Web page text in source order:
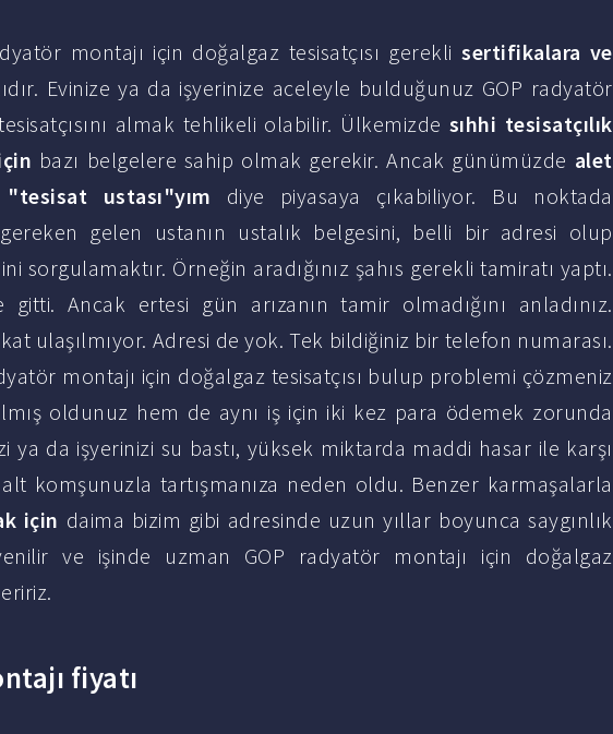
montajı için doğalgaz tesisatçısı gerekli sertifikalara ve
Evinize ya da işyerinize aceleyle bulduğunuz GOP radyatör
almak tehlikeli olabilir. Ülkemizde sıhhi tesisatçılık
bazı belgelere sahip olmak gerekir. Ancak günümüzde alet
ustası"yım diye piyasaya çıkabiliyor. Bu noktada
gelen ustanın ustalık belgesini, belli bir adresi olup
sorgulamaktır. Örneğin aradığınız şahıs gerekli tamiratı yaptı.
gitti. Ancak ertesi gün arızanın tamir olmadığını anladınız.
ulaşılmıyor. Adresi de yok. Tek bildiğiniz bir telefon numarası.
montajı için doğalgaz tesisatçısı bulup problemi çözmeniz
oldunuz hem de aynı iş için iki kez para ödemek zorunda
ya da işyerinizi su bastı, yüksek miktarda maddi hasar ile karşı
alt komşunuzla tartışmanıza neden oldu. Benzer karmaşalarla
için daima bizim gibi adresinde uzun yıllar boyunca saygınlık
ve işinde uzman GOP radyatör montajı için doğalgaz
fiyatı